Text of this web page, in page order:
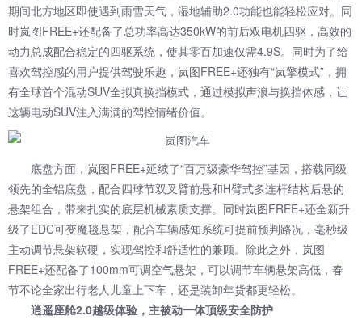
期间北方地区即使遇到雨雪天气，湿地辅助2.0功能也能轻松应对。同
时岚图FREE+还配备了总功率高达350kW的前后双电机四驱，高效的
动力总成配合稳定的四驱系统，使其零百加速仅需4.9S。同时为了给
喜欢驾控感的用户提供驾驶乐趣，岚图FREE+还独有“岚擎模式”，拥
有全球首个混动SUV全拟真换挡模式，通过模拟声浪与换挡体感，让
这辆电动SUV注入满满的驾控情绪价值。
底盘方面，岚图FREE+延续了“百万级豪华驾控”基因，搭载同级
领先的全铝底盘，配合四球节双叉臂前悬和H臂式多连杆结构后悬的
悬架组合，带来扎实的底层机械素质支撑。同时岚图FREE+还全新升
级了EDC可变魔毯悬架，配合车辆感知系统可提前预判路况，毫秒级
主动调节悬架软硬，实现驾控和舒适性的兼顾。除此之外，岚图
FREE+还配备了100mm可调空气悬架，可以调节车辆悬架高低，春
节不论全家出行老人儿童上下车，还是装卸年货都更轻松。
逍遥座舱2.0越级体验，主被动一体顶级安全防护